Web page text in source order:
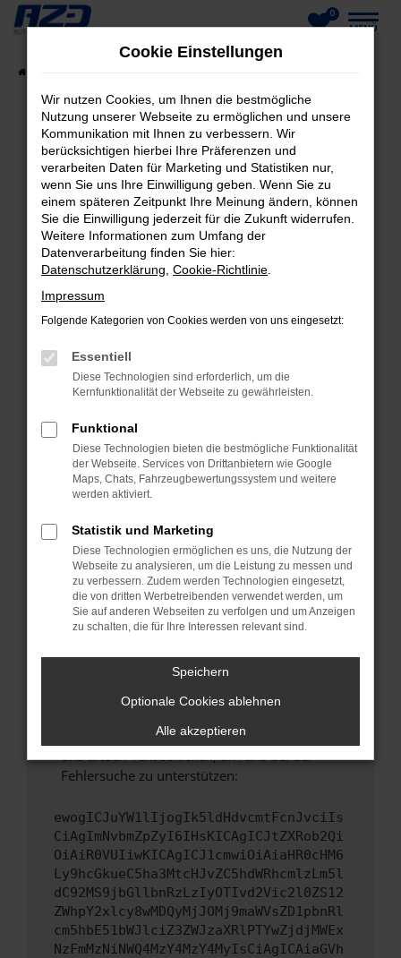
Zum
springen
0
MENÜ
FEHLER: NETWORK ERROR
Beim Laden ist ein Fehler aufgetreten.
Hier sind ein paar Tipps, die dir helfen können:
Überprüfe deine Firewall und deine
Internetverbindung.
Laden andere Webseiten, zum Beispiel deine
Suchmaschine?
Manche Erweiterungen, wie Werbeblocker,
können das Laden bestimmter Seiten
verhindern. Funktioniert die Seite in einem
anderen Browser oder in einem privaten
Fenster?
Starte dein Gerät neu.
Das kann manchmal helfen, vorübergehende
Stelle sicher, dass dein Browser und dein
Betriebssystem auf dem neuesten Stand
sind.
Veraltete Software birgt nicht nur ein
Sicherheitsrisiko, sondern kann auch dazu
führen, dass bestimmte Funktionen nicht mehr
Wende dich an den Webseitenbetreiber.
Wenn du alle oben genannten Schritte versucht
versuchen, das Problem zu beheben. Du kannst
uns diesen Text schicken, um uns bei der
Fehlersuche zu unterstützen:
ewogICJuYW1lIjogIk5ldHdvcmtFcnJvciIs
CiAgImNvbmZpZyI6IHsKICAgICJtZXRob2Qi
OiAiR0VUIiwKICAgICJ1cmwiOiAiaHR0cHM6
Ly9hcGkueC5ha3MtcHJvZC5hdWRhcmlzLm5l
dC92MS9jbGllbnRzLzIyOTIvd2Vic2l0ZS12
ZWhpY2xlcy8wMDQyMjJOMj9maWVsZD1pbnRl
cm5hbE51bWJlciZ3ZWJzaXRlPTYwZjdjMWEx
NzFmMzNiNWQ4MzY4MzY4MyIsCiAgICAiaGVh
Cookie Einstellungen
Wir nutzen Cookies, um Ihnen die bestmögliche
Nutzung unserer Webseite zu ermöglichen und unsere
Kommunikation mit Ihnen zu verbessern. Wir
berücksichtigen hierbei Ihre Präferenzen und
verarbeiten Daten für Marketing und Statistiken nur,
wenn Sie uns Ihre Einwilligung geben. Wenn Sie zu
einem späteren Zeitpunkt Ihre Meinung ändern, können
Sie die Einwilligung jederzeit für die Zukunft widerrufen.
Weitere Informationen zum Umfang der
Datenverarbeitung finden Sie hier:
Datenschutzerklärung Cookie-Richtlinie
Impressum
Folgende Kategorien von Cookies werden von uns eingesetzt:
Essentiell
Diese Technologien sind erforderlich, um die
Kernfunktionalität der Webseite zu gewährleisten.
Funktional
Diese Technologien bieten die bestmögliche Funktionalität
der Webseite. Services von Drittanbietern wie Google
Maps, Chats, Fahrzeugbewertungssystem und weitere
werden aktiviert.
Statistik und Marketing
Diese Technologien ermöglichen es uns, die Nutzung der
Webseite zu analysieren, um die Leistung zu messen und
zu verbessern. Zudem werden Technologien eingesetzt,
die von dritten Werbetreibenden verwendet werden, um
Sie auf anderen Webseiten zu verfolgen und um Anzeigen
zu schalten, die für Ihre Interessen relevant sind.
Speichern
Optionale Cookies ablehnen
Alle akzeptieren